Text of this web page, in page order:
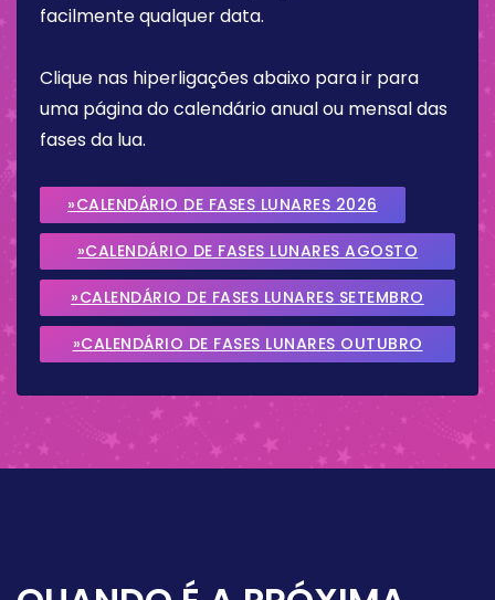
facilmente qualquer data.
Clique nas hiperligações abaixo para ir para
uma página do calendário anual ou mensal das
fases da lua.
»CALENDÁRIO DE FASES LUNARES 2026
»CALENDÁRIO DE FASES LUNARES AGOSTO
2026
»CALENDÁRIO DE FASES LUNARES SETEMBRO
2026
»CALENDÁRIO DE FASES LUNARES OUTUBRO